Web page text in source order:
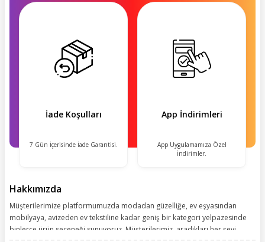
İade Koşulları
7 Gün İçerisinde İade Garantisi.
App İndirimleri
App Uygulamamıza Özel
İndirimler.
Hakkımızda
Müşterilerimize platformumuzda modadan güzelliğe, ev eşyasından
mobilyaya, avizeden ev tekstiline kadar geniş bir kategori yelpazesinde
binlerce ürün seçeneği sunuyoruz. Müşterilerimiz, aradıkları her şeyi